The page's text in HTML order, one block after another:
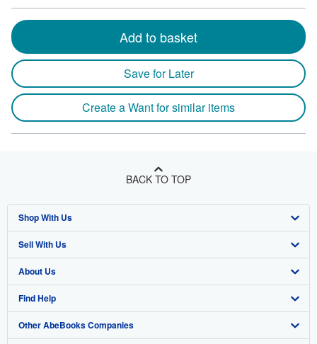
Add to basket
Save for Later
Create a Want for similar items
BACK TO TOP
Shop With Us
Advanced Search
Browse Collections
My Account
My Orders
Sell With Us
Start Selling
Join Our Affiliate Program
Book Buyback
About Us
About AbeBooks
Media
Find Help
Help
Other AbeBooks Companies